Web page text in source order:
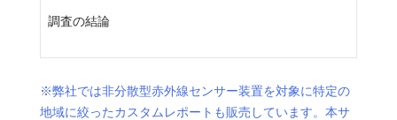
調査の結論
※弊社では非分散型赤外線センサー装置を対象に特定の
地域に絞ったカスタムレポートも販売しています。本サ